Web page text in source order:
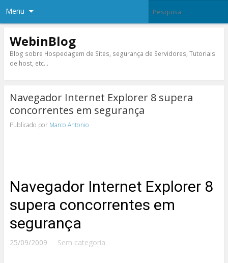
Menu
WebinBlog
Blog sobre Hospedagem de Sites, segurança de Servidores, Tutoriais
de host, etc…
Navegador Internet Explorer 8 supera
concorrentes em segurança
Publicado por Marco Antonio
Navegador Internet Explorer 8
supera concorrentes em
segurança
25/09/2009 Sem categoria